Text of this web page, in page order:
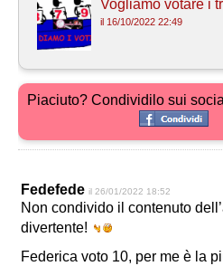
Vogliamo votare i
il 16/10/2022 22:49
Piaciuto? Condividilo sui
Fedefede il 26/01/2022 18:52
Non condivido il contenuto
divertente!
Federica voto 10, per me è la